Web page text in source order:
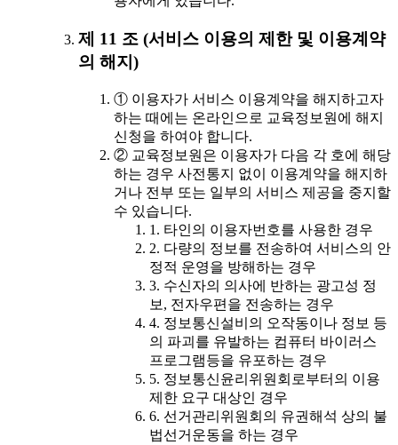
제 11 조 (서비스 이용의 제한 및 이용계약
의 해지)
① 이용자가 서비스 이용계약을 해지하고자
하는 때에는 온라인으로 교육정보원에 해지
신청을 하여야 합니다.
② 교육정보원은 이용자가 다음 각 호에 해당
하는 경우 사전통지 없이 이용계약을 해지하
거나 전부 또는 일부의 서비스 제공을 중지할
수 있습니다.
1. 타인의 이용자번호를 사용한 경우
2. 다량의 정보를 전송하여 서비스의 안
정적 운영을 방해하는 경우
3. 수신자의 의사에 반하는 광고성 정
보, 전자우편을 전송하는 경우
4. 정보통신설비의 오작동이나 정보 등
의 파괴를 유발하는 컴퓨터 바이러스
프로그램등을 유포하는 경우
5. 정보통신윤리위원회로부터의 이용
제한 요구 대상인 경우
6. 선거관리위원회의 유권해석 상의 불
법선거운동을 하는 경우